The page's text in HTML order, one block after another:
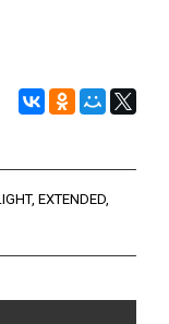
, EXTENDED,